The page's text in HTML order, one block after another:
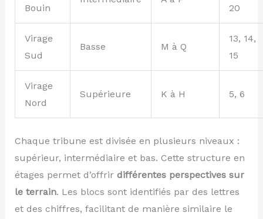
Bouin
20
Virage
Sud
Basse M à Q
13, 14,
15
Virage
Nord
Supérieure K à H 5, 6
Chaque tribune est divisée en plusieurs niveaux :
supérieur, intermédiaire et bas. Cette structure en
étages permet d’offrir différentes perspectives sur
le terrain. Les blocs sont identifiés par des lettres
et des chiffres, facilitant de manière similaire le